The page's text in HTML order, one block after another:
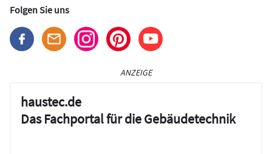
Folgen Sie uns
ANZEIGE
haustec.de
Das Fachportal für die Gebäudetechnik